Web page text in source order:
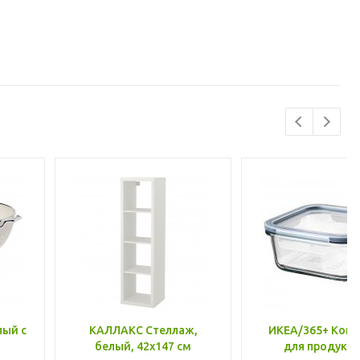
с
КАЛЛАКС Стеллаж,
белый, 42x147 см
ИКЕА/365+
для